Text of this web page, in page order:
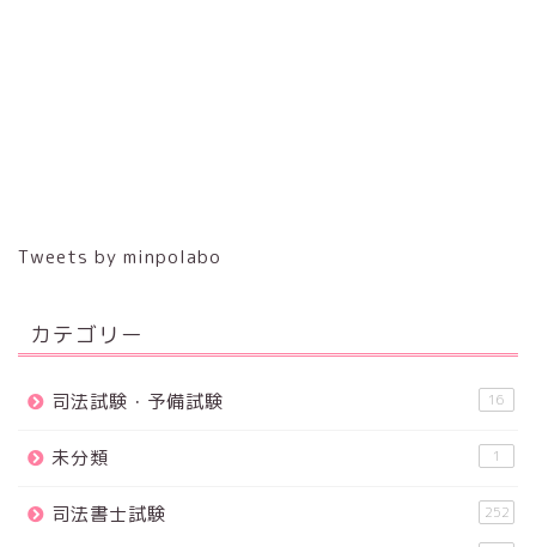
Tweets by minpolabo
カテゴリー
司法試験・予備試験 16
未分類 1
司法書士試験 252